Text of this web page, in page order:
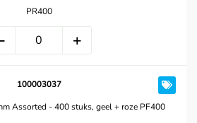
PR400
100003037
Assorted - 400 stuks, geel + roze PF400